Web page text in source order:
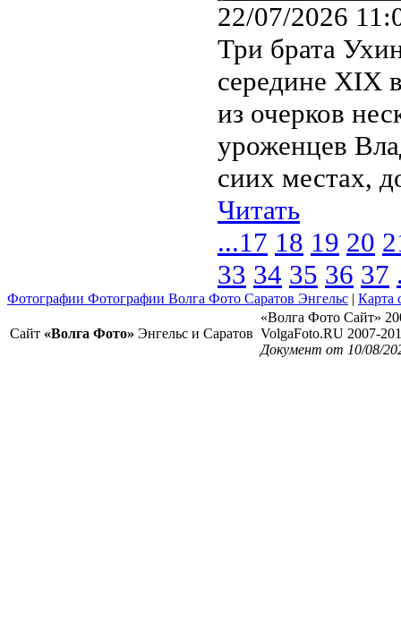
22/07/2026
Три брата
середине XIX
из очерков
уроженцев
сиих местах,
Читать
...17 18 19 20
33 34 35 36 37
Фотографии Фотографии Волга Фото Саратов Энгельс | Карта
Сайт «Волга Фото» Энгельс и Саратов
«Волга Фото Сайт»
VolgaFoto.RU 2007-
Документ от 10/08/